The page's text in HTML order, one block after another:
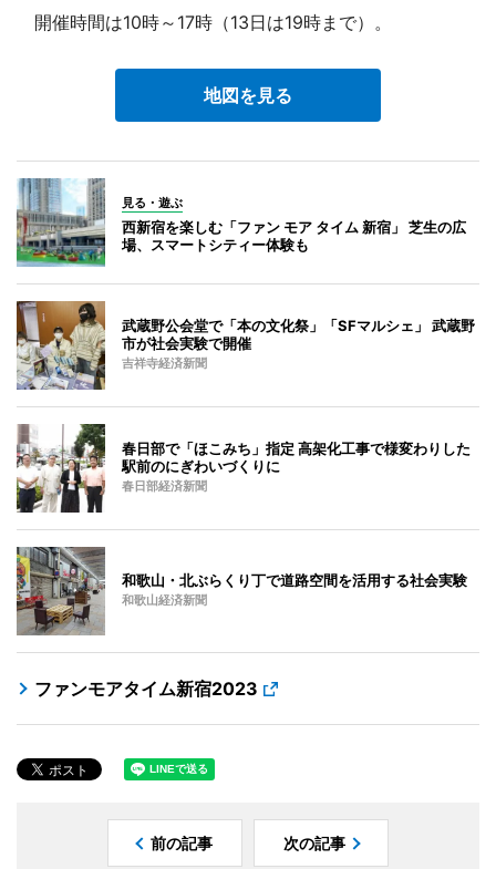
開催時間は10時～17時（13日は19時まで）。
地図を見る
見る・遊ぶ
西新宿を楽しむ「ファン モア タイム 新宿」 芝生の広
場、スマートシティー体験も
武蔵野公会堂で「本の文化祭」「SFマルシェ」 武蔵野
市が社会実験で開催
吉祥寺経済新聞
春日部で「ほこみち」指定 高架化工事で様変わりした
駅前のにぎわいづくりに
春日部経済新聞
和歌山・北ぶらくり丁で道路空間を活用する社会実験
和歌山経済新聞
ファンモアタイム新宿2023
前の記事 次の記事